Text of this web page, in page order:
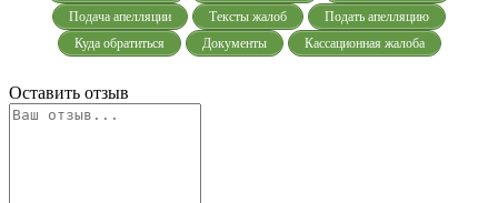
Подача апелляции
Тексты жалоб
Подать апелляцию
Куда обратиться
Документы Кассационная жалоба
Оставить отзыв